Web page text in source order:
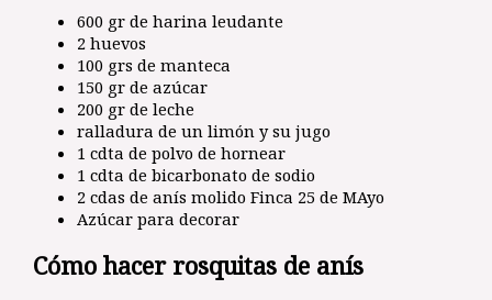
600 gr de harina leudante
2 huevos
100 grs de manteca
150 gr de azúcar
200 gr de leche
ralladura de un limón y su jugo
1 cdta de polvo de hornear
1 cdta de bicarbonato de sodio
2 cdas de anís molido Finca 25 de MAyo
Azúcar para decorar
Cómo hacer rosquitas de anís